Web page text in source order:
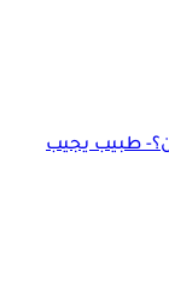
طبيب يجيب